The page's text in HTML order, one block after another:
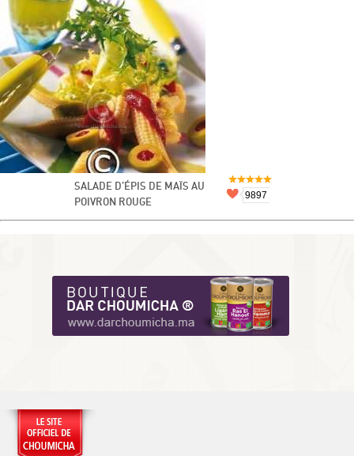
SALADE D’ÉPIS DE MAÏS AU
POIVRON ROUGE
9897